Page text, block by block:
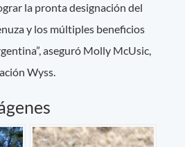
la pronta designación del
y los múltiples beneficios
aseguró Molly McUsic,
Wyss.